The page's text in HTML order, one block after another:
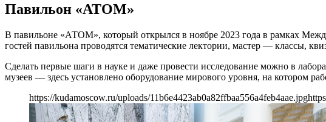
Павильон «АТОМ»
В павильоне «АТОМ», который открылся в ноябре 2023 года в рамках
гостей павильона проводятся тематические лектории, мастер — классы,
Сделать первые шаги в науке и даже провести исследование можно в
музеев — здесь установлено оборудование мирового уровня, на котором
https://kudamoscow.ru/uploads/11b6e4423ab0a82ffbaa556a4feb4aae.jpg